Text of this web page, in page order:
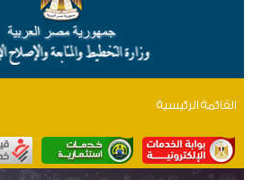
القائمة الرئيسية